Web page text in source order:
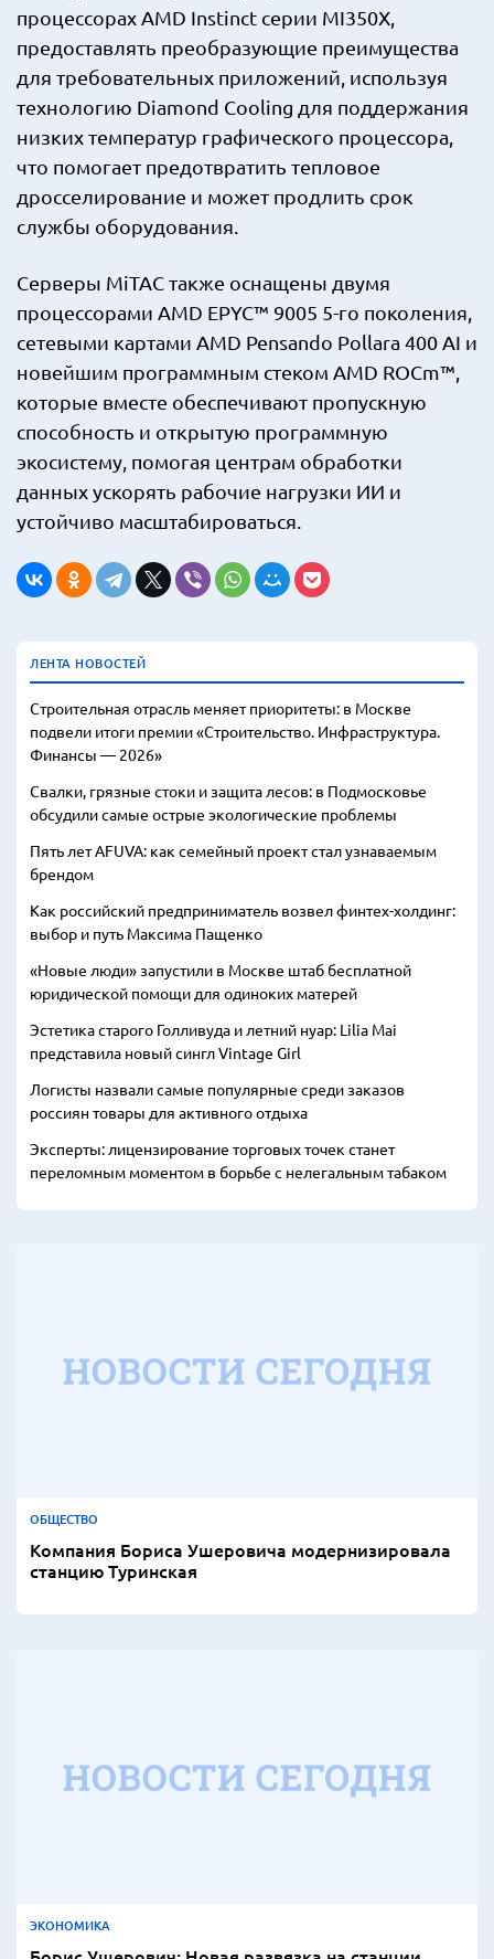
процессорах AMD Instinct серии MI350X,
предоставлять преобразующие преимущества
для требовательных приложений, используя
технологию Diamond Cooling для поддержания
низких температур графического процессора,
что помогает предотвратить тепловое
дросселирование и может продлить срок
службы оборудования.
Серверы MiTAC также оснащены двумя
процессорами AMD EPYC™ 9005 5-го поколения,
сетевыми картами AMD Pensando Pollara 400 AI и
новейшим программным стеком AMD ROCm™,
которые вместе обеспечивают пропускную
способность и открытую программную
экосистему, помогая центрам обработки
данных ускорять рабочие нагрузки ИИ и
устойчиво масштабироваться.
ЛЕНТА НОВОСТЕЙ
Строительная отрасль меняет приоритеты: в Москве
подвели итоги премии «Строительство. Инфраструктура.
Финансы — 2026»
Свалки, грязные стоки и защита лесов: в Подмосковье
обсудили самые острые экологические проблемы
Пять лет AFUVA: как семейный проект стал узнаваемым
брендом
Как российский предприниматель возвел финтех-холдинг:
выбор и путь Максима Пащенко
«Новые люди» запустили в Москве штаб бесплатной
юридической помощи для одиноких матерей
Эстетика старого Голливуда и летний нуар: Lilia Mai
представила новый сингл Vintage Girl
Логисты назвали самые популярные среди заказов
россиян товары для активного отдыха
Эксперты: лицензирование торговых точек станет
переломным моментом в борьбе с нелегальным табаком
ОБЩЕСТВО
Компания Бориса Ушеровича модернизировала
станцию Туринская
ЭКОНОМИКА